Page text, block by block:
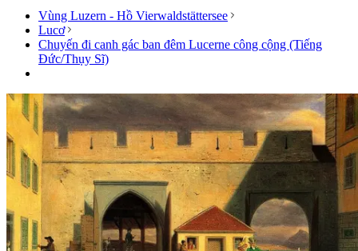
Vùng Luzern - Hồ Vierwaldstättersee
Lucơ
Chuyến đi canh gác ban đêm Lucerne công cộng (Tiếng
Đức/Thụy Sĩ)